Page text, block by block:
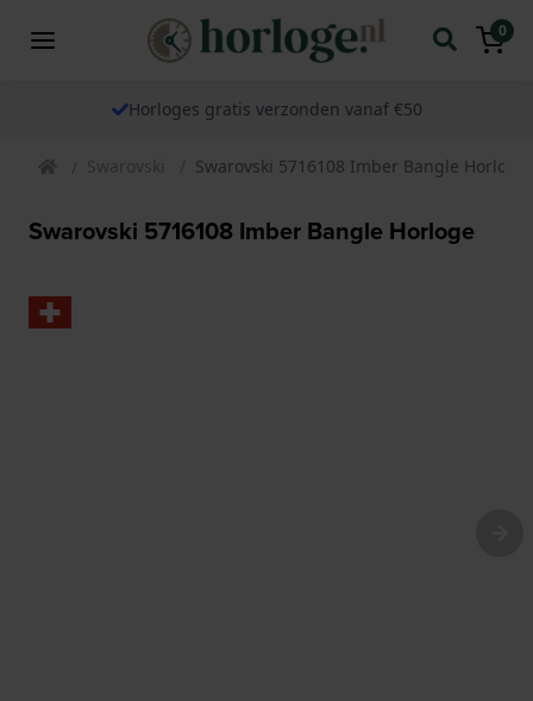
0
Horloges gratis verzonden vanaf €50
Swarovski Swarovski 5716108 Imber Bangle Horloge
Swarovski 5716108 Imber Bangle Horloge